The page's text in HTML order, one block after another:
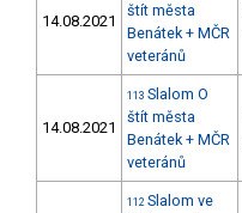
14.08.2021
štít města
Benátek + MČR
veteránů
14.08.2021
113 Slalom O
štít města
Benátek + MČR
veteránů
112 Slalom ve